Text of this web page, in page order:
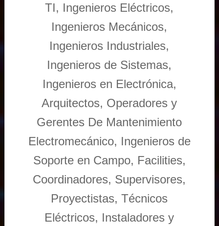
TI, Ingenieros Eléctricos,
Ingenieros Mecánicos,
Ingenieros Industriales,
Ingenieros de Sistemas,
Ingenieros en Electrónica,
Arquitectos, Operadores y
Gerentes De Mantenimiento
Electromecánico, Ingenieros de
Soporte en Campo, Facilities,
Coordinadores, Supervisores,
Proyectistas, Técnicos
Eléctricos, Instaladores y